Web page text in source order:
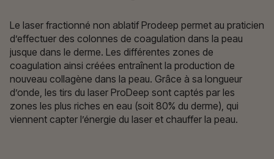
Le laser fractionné non ablatif Prodeep permet au praticien
d’effectuer des colonnes de coagulation dans la peau
jusque dans le derme. Les différentes zones de
coagulation ainsi créées entraînent la production de
nouveau collagène dans la peau. Grâce à sa longueur
d’onde, les tirs du laser ProDeep sont captés par les
zones les plus riches en eau (soit 80% du derme), qui
viennent capter l’énergie du laser et chauffer la peau.